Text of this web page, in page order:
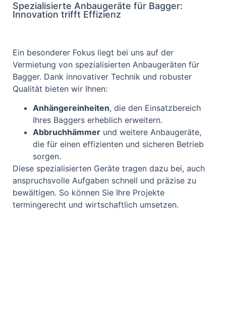
Spezialisierte Anbaugeräte für Bagger:
Innovation trifft Effizienz
Ein besonderer Fokus liegt bei uns auf der
Vermietung von spezialisierten Anbaugeräten für
Bagger. Dank innovativer Technik und robuster
Qualität bieten wir Ihnen:
Anhängereinheiten, die den Einsatzbereich
Ihres Baggers erheblich erweitern.
Abbruchhämmer und weitere Anbaugeräte,
die für einen effizienten und sicheren Betrieb
sorgen.
Diese spezialisierten Geräte tragen dazu bei, auch
anspruchsvolle Aufgaben schnell und präzise zu
bewältigen. So können Sie Ihre Projekte
termingerecht und wirtschaftlich umsetzen.